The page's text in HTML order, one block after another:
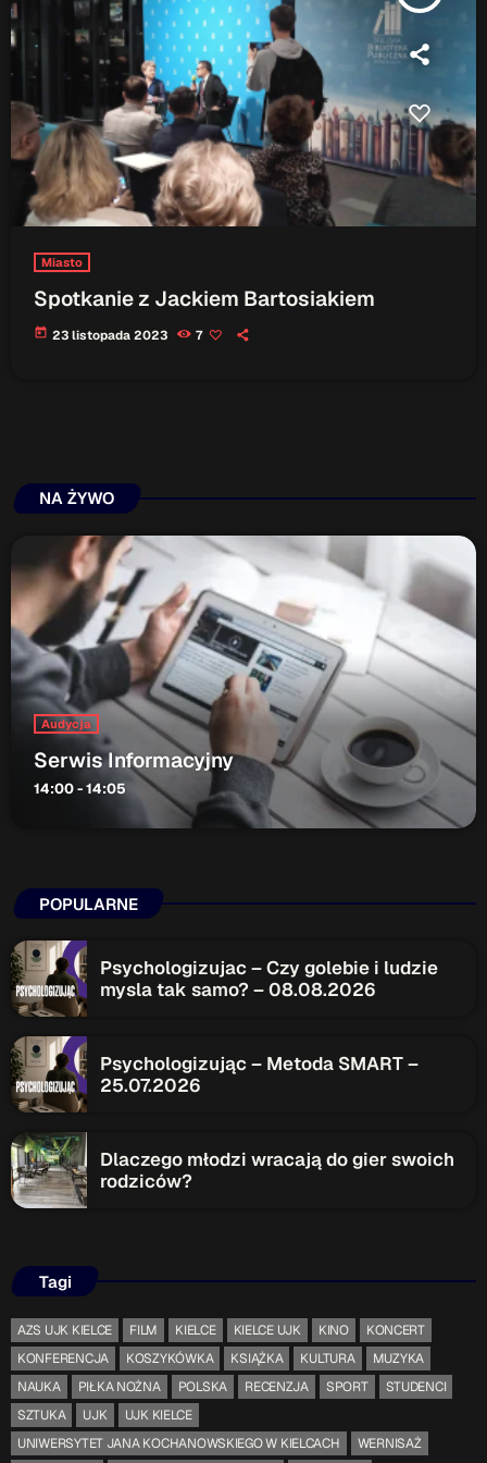
Miasto
Spotkanie z Jackiem Bartosiakiem
today 23 listopada 2023 7
NA ŻYWO
Audycja
Serwis Informacyjny
14:00 - 14:05
POPULARNE
Psychologizujac – Czy golebie i ludzie
mysla tak samo? – 08.08.2026
Psychologizując – Metoda SMART –
25.07.2026
Dlaczego młodzi wracają do gier swoich
rodziców?
Tagi
AZS UJK KIELCE FILM KIELCE KIELCE UJK KINO
KONCERT
KONFERENCJA
KOSZYKÓWKA KSIĄŻKA KULTURA
MUZYKA
NAUKA
PIŁKA NOŻNA POLSKA RECENZJA SPORT
STUDENCI
SZTUKA
UJK
UJK KIELCE
UNIWERSYTET JANA KOCHANOWSKIEGO W KIELCACH
WERNISAŻ